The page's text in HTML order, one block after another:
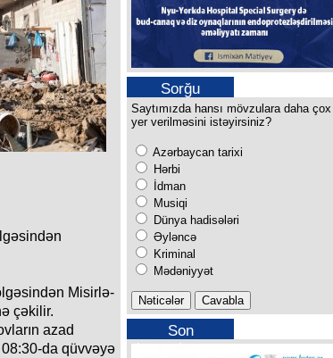
Misirlə-
çəkilir.
azad
da qüvvəyə
Sorğu
Saytımızda hansı mövzulara daha çox
yer verilməsini istəyirsiniz?
Azərbaycan tarixi
Hərbi
İdman
Musiqi
Dünya hadisələri
Əyləncə
Kriminal
Mədəniyyət
Son
buraxılışımız